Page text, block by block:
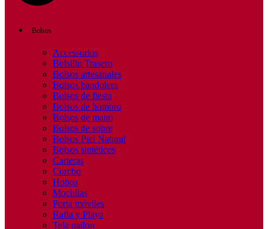
Bolsos
Accessorios
Bolsillo Trasero
Bolsos artesanales
Bolsos bandolera
Bolsos de fiesta
Bolsos de hombro
Bolsos de mano
Bolsos de sobre
Bolsos Piel Natural
Bolsos sintéticos
Carteras
Corcho
Hobos
Mochilas
Porta móviles
Rafia y Playa
Tela nailon